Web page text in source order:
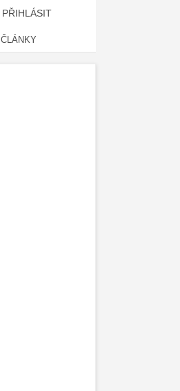
PŘIHLÁSIT
ČLÁNKY